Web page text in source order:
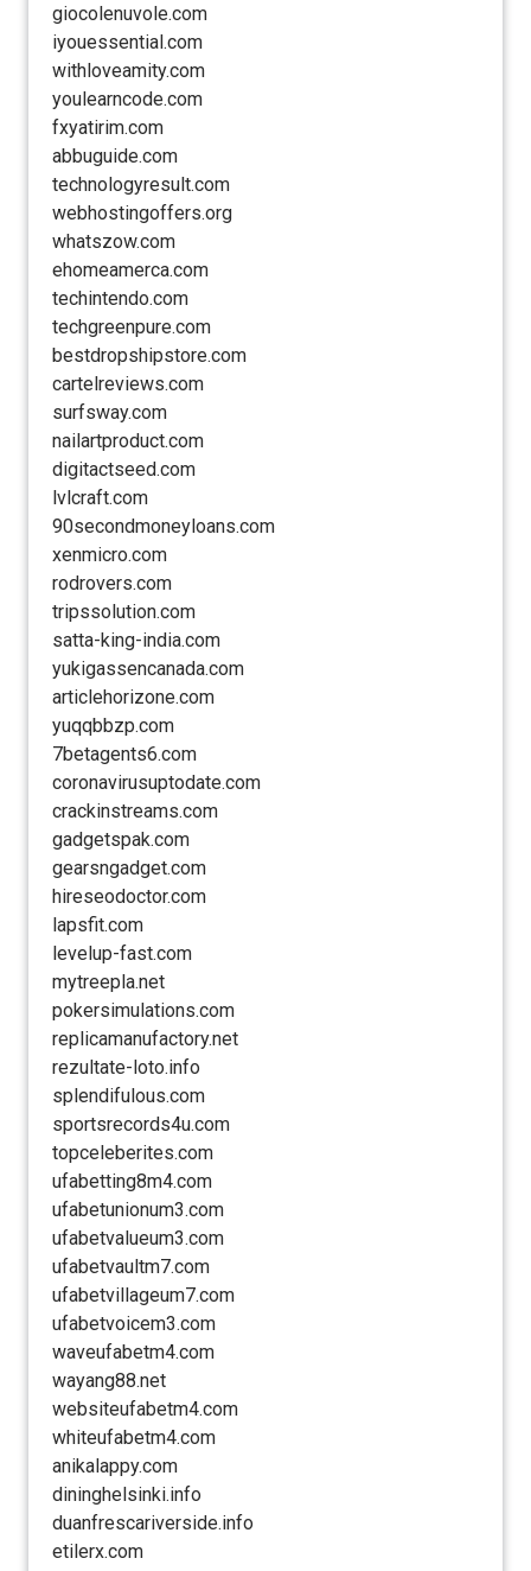
giocolenuvole.com
iyouessential.com
withloveamity.com
youlearncode.com
fxyatirim.com
abbuguide.com
technologyresult.com
webhostingoffers.org
whatszow.com
ehomeamerca.com
techintendo.com
techgreenpure.com
bestdropshipstore.com
cartelreviews.com
surfsway.com
nailartproduct.com
digitactseed.com
lvlcraft.com
90secondmoneyloans.com
xenmicro.com
rodrovers.com
tripssolution.com
satta-king-india.com
yukigassencanada.com
articlehorizone.com
yuqqbbzp.com
7betagents6.com
coronavirusuptodate.com
crackinstreams.com
gadgetspak.com
gearsngadget.com
hireseodoctor.com
lapsfit.com
levelup-fast.com
mytreepla.net
pokersimulations.com
replicamanufactory.net
rezultate-loto.info
splendifulous.com
sportsrecords4u.com
topceleberites.com
ufabetting8m4.com
ufabetunionum3.com
ufabetvalueum3.com
ufabetvaultm7.com
ufabetvillageum7.com
ufabetvoicem3.com
waveufabetm4.com
wayang88.net
websiteufabetm4.com
whiteufabetm4.com
anikalappy.com
dininghelsinki.info
duanfrescariverside.info
etilerx.com